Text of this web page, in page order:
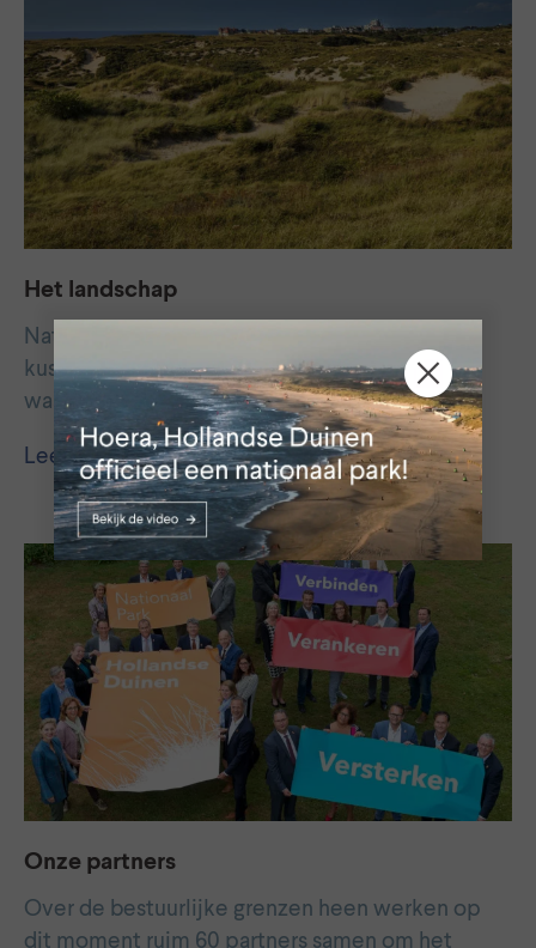
Het landschap
Nationaal Park Hollandse Duinen is de brede
kuststrook van Hoek van Holland tot Hillegom
waar meer dan 60 partners samenwerken…
Lees meer
Onze partners
Over de bestuurlijke grenzen heen werken op
dit moment ruim 60 partners samen om het